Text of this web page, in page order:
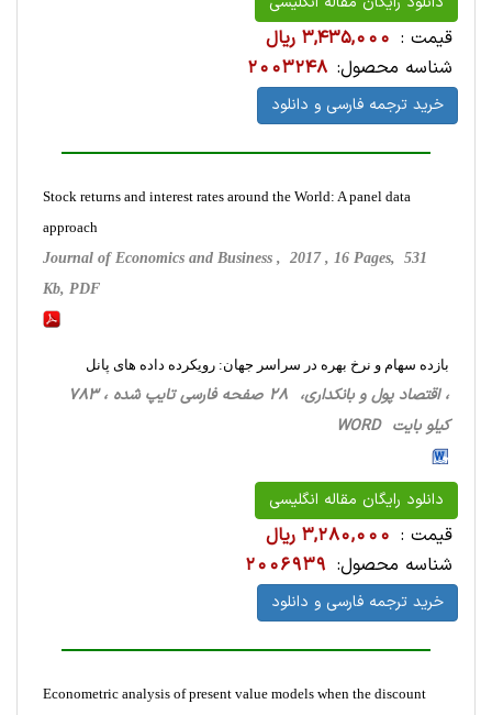
قیمت : 3,435,000 ریال
شناسه محصول: 2003248
خرید ترجمه فارسی و دانلود
Stock returns and interest rates around the World: A panel data
approach
Journal of Economics and Business , 2017 , 16 Pages, 531
Kb, PDF
بازده سهام و نرخ بهره در سراسر جهان: رویکرده داده های پانل
، اقتصاد پول و بانکداری، 28 صفحه فارسی تایپ شده ، 783
کیلو بایت WORD
دانلود رایگان مقاله انگلیسی
قیمت : 3,280,000 ریال
شناسه محصول: 2006939
خرید ترجمه فارسی و دانلود
Econometric analysis of present value models when the discount